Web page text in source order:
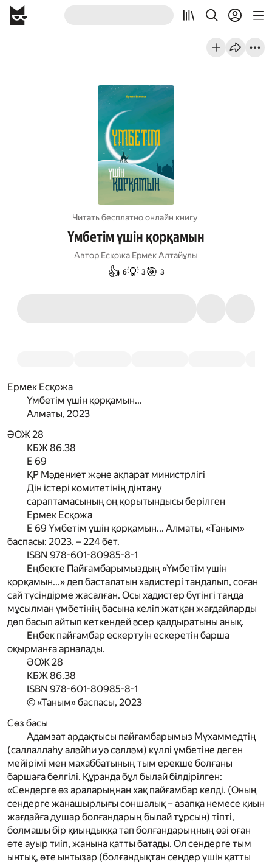
Читать бесплатно онлайн книгу
Үмбетім үшін қорқамын
Автор Есқожа Ермек Алтайұлы
👍 6💡 3🎯 3
Ермек Есқожа
Үмбетім үшін қорқамын...
Алматы, 2023
ӘОЖ 28
КБЖ 86.38
Е 69
ҚР Мәдениет және ақпарат министрлігі
Дін істері комитетінің дінтану
сараптамасының оң қорытындысы берілген
Ермек Есқожа
Е 69 Үмбетім үшін қорқамын... Алматы, «Таным»
баспасы: 2023. – 224 бет.
ISBN 978-601-80985-8-1
Еңбекте Пайғамбарымыздың «Үмбетім үшін
қорқамын...» деп басталатын хадистері таңдалып, соған
сай түсіндірме жасалған. Осы хадистер бүгінгі таңда
мұсылман үмбетінің басына келіп жатқан жағдайларды
дөп басып айтып кеткендей әсер қалдыратыны анық.
Еңбек пайғамбар ескертуін ескеретін барша
оқырманға арналады.
ӘОЖ 28
КБЖ 86.38
ISBN 978-601-80985-8-1
© «Таным» баспасы, 2023
Сөз басы
Адамзат ардақтысы пайғамбарымыз Мұхаммедтің
(саллаллаһу аләйһи уә сәлләм) күллі үмбетіне деген
мейірімі мен махаббатының тым ерекше болғаны
баршаға белгілі. Құранда бұл былай білдірілген:
«Сендерге өз араларыңнан хақ пайғамбар келді. (Оның
сендерге жанашырлығы соншалық – азапқа немесе қиын
жағдайға душар болғандарың былай тұрсын) тіпті,
болмашы бір қиындыққа тап болғандарыңның өзі оған
өте ауыр тиіп, жанына қатты батады. Ол сендерге тым
ынтық, өте ынтызар (болғандықтан сендер үшін қатты